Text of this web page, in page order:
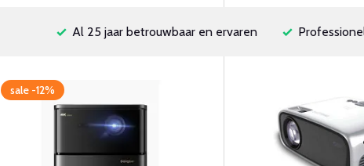
Al 25 jaar betrouwbaar en ervaren
sale -12%